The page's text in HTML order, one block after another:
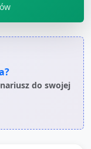
?
do swojej